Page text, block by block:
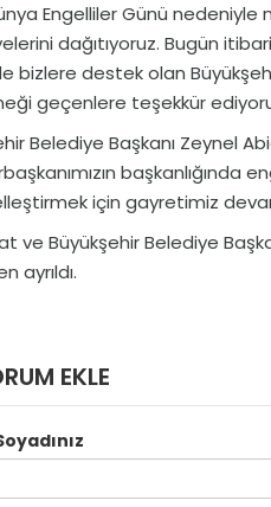
Engelliler Günü
dağıtıyoruz. Bugün
bizlere destek olan
geçenlere teşekkür
Belediye Başkanı Zeynel
başkanlığında
için gayretimiz
ve Büyükşehir Belediye
ayrıldı.
EKLE